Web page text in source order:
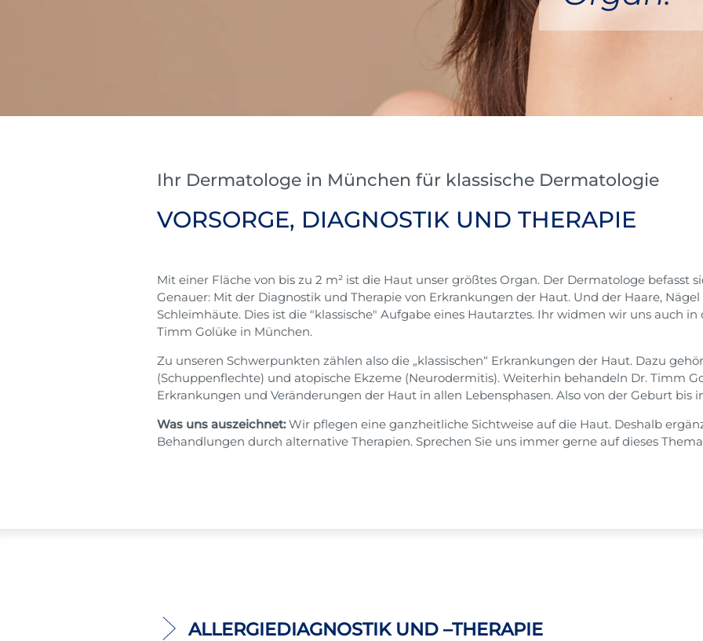
Ihr Dermatologe in München für klassische Dermatologie
VORSORGE, DIAGNOSTIK UND THERAPIE
Mit einer Fläche von bis zu 2 m² ist die Haut unser größtes Organ. Der Dermatologe befasst
Genauer: Mit der Diagnostik und Therapie von Erkrankungen der Haut. Und der Haare,
Schleimhäute. Dies ist die "klassische" Aufgabe eines Hautarztes. Ihr widmen wir uns auch
Timm Golüke in München.
Zu unseren Schwerpunkten zählen also die „klassischen“ Erkrankungen der Haut. Dazu
(Schuppenflechte) und atopische Ekzeme (Neurodermitis). Weiterhin behandeln Dr. Timm
Erkrankungen und Veränderungen der Haut in allen Lebensphasen. Also von der Geburt bis
Was uns auszeichnet:Wir pflegen eine ganzheitliche Sichtweise auf die Haut. Deshalb
Behandlungen durch alternative Therapien. Sprechen Sie uns immer gerne auf dieses
ALLERGIEDIAGNOSTIK UND –THERAPIE